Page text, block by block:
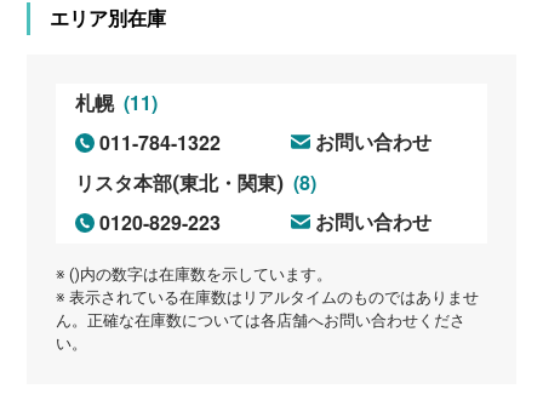
エリア別在庫
札幌 (11)
011-784-1322
お問い合わせ
リスタ本部(東北・関東) (8)
0120-829-223
お問い合わせ
※ ()内の数字は在庫数を示しています。
※ 表示されている在庫数はリアルタイムのものではありませ
ん。正確な在庫数については各店舗へお問い合わせくださ
い。